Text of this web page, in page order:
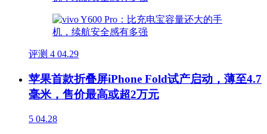
评测 4 04.29
苹果首款折叠屏iPhone Fold试产启动，薄至4.7
毫米，售价最高或超2万元
5 04.28